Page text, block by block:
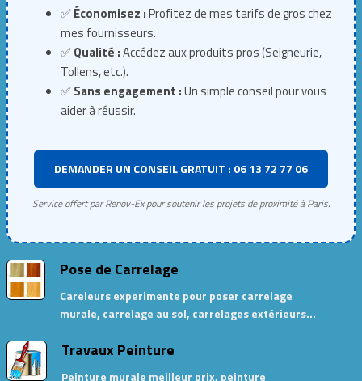
✅Économisez :Profitez de mes tarifs de gros chez
mes fournisseurs.
✅Qualité :Accédez aux produits pros (Seigneurie,
Tollens, etc.).
✅Sans engagement :Un simple conseil pour vous
aider à réussir.
DEMANDER UN CONSEIL GRATUIT : 06 13 72 77 06
Service offert par Renov-Ex pour soutenir les projets de proximité à Paris.
Pose de Carrelage
Careleurs experimente pour poser carrelage
murale, carrelage au sol, carrelages extérieurs…
Travaux Peinture
Peinture murale meilleur prix, peinture